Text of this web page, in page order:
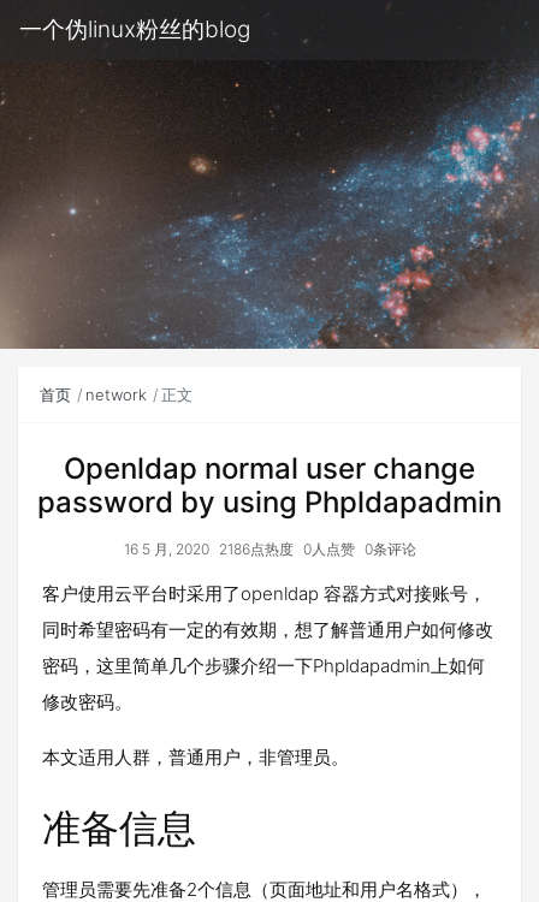
一个伪linux粉丝的blog
首页 network 正文
Openldap normal user change
password by using Phpldapadmin
16 5 月, 2020 2186点热度 0人点赞 0条评论
客户使用云平台时采用了openldap 容器方式对接账号，
同时希望密码有一定的有效期，想了解普通用户如何修改
密码，这里简单几个步骤介绍一下Phpldapadmin上如何
修改密码。
本文适用人群，普通用户，非管理员。
准备信息
管理员需要先准备2个信息（页面地址和用户名格式），